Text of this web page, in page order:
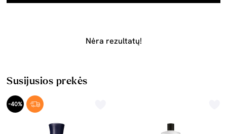
Nėra rezultatų!
Susijusios prekės
-40%